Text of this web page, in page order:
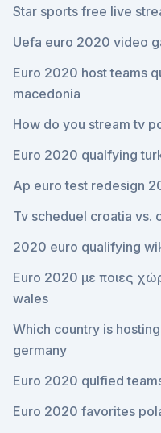
Star sports free live
Uefa euro 2020 video
Euro 2020 host teams
macedonia
How do you stream tv
Euro 2020 qualfying
Ap euro test redesign
Tv scheduel croatia vs.
2020 euro qualifying
Euro 2020 με ποιες
wales
Which country is
germany
Euro 2020 qulfied
Euro 2020 favorites